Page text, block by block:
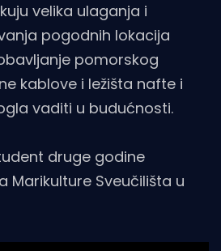
velika ulaganja i
pogodnih lokacija
pomorskog
kablove i ležišta nafte i
vaditi u budućnosti.
druge godine
Marikulture Sveučilišta u